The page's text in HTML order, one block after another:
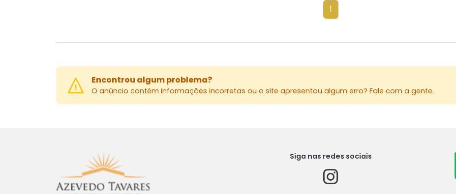
1
Encontrou algum problema?
O anúncio contém informações incorretas ou o site apresentou algum erro? Fale com a gente.
Siga nas redes sociais